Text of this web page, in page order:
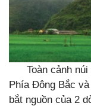
Toàn cảnh
Phía Đông Bắc
bắt nguồn của 2